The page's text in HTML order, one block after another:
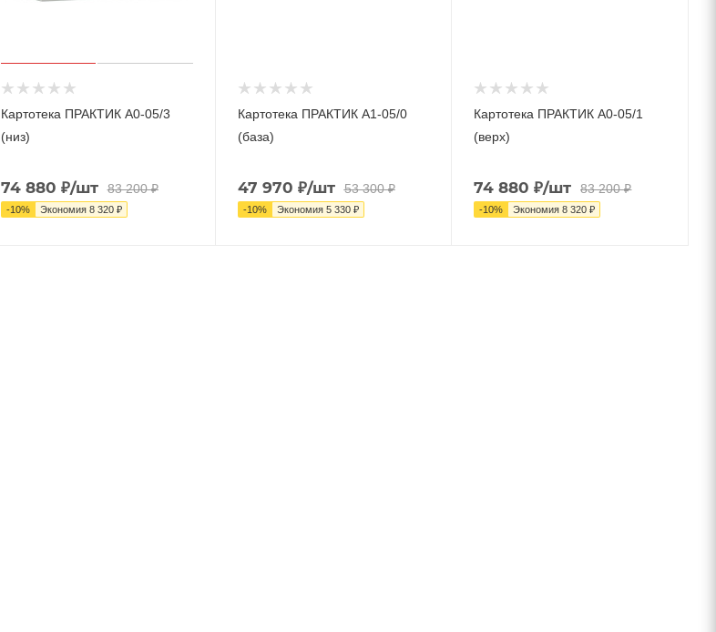
Картотека ПРАКТИК А0-05/3
(низ)
74 880 ₽/шт 83 200₽
-10% Экономия 8 320₽
Картотека ПРАКТИК A1-05/0
(база)
47 970 ₽/шт 53 300₽
-10% Экономия 5 330₽
Картотека ПРАКТИК А0-05/1
(верх)
74 880 ₽/шт 83 200₽
-10% Экономия8 320 ₽